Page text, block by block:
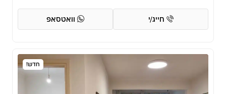
חייג/י וואטסאפ
חדש!